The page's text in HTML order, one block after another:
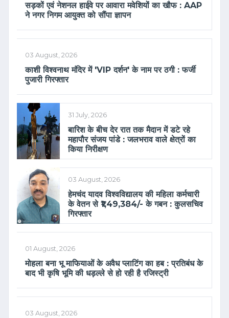
सड़कों एवं नेशनल हाईवे पर आवारा मवेशियों का खौफ : AAP
ने नगर निगम आयुक्त को सौंपा ज्ञापन
03 August, 2026
काशी विश्वनाथ मंदिर में 'VIP दर्शन' के नाम पर ठगी : फर्जी
पुजारी गिरफ्तार
31 July, 2026
बारिश के बीच देर रात तक मैदान में डटे रहे
महापौर संजय पांडे : जलभराव वाले क्षेत्रों का
किया निरीक्षण
03 August, 2026
हेमचंद यादव विश्वविद्यालय की महिला कर्मचारी
के वेतन से ₹1,49,384/- के गबन : कुलसचिव
गिरफ्तार
01 August, 2026
मोहला बना भू माफियाओं के अवैध प्लाटिंग का हब : प्रतिबंध के
बाद भी कृषि भूमि की धड़ल्ले से हो रही है रजिस्ट्री
03 August, 2026